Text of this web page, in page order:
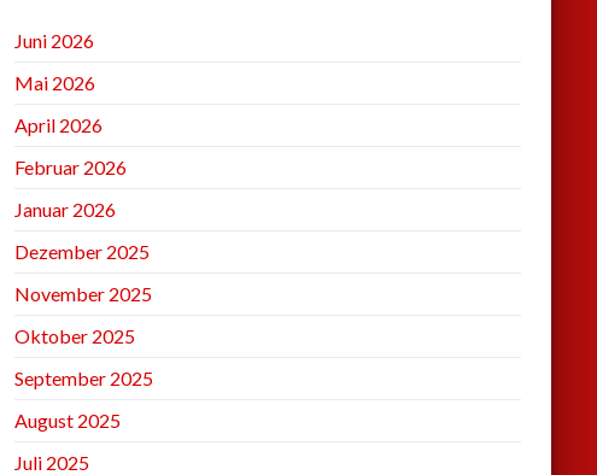
Juni 2026
Mai 2026
April 2026
Februar 2026
Januar 2026
Dezember 2025
November 2025
Oktober 2025
September 2025
August 2025
Juli 2025